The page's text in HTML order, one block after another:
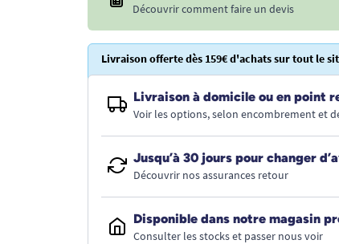
Découvrir comment faire un devis
Livraison offerte dès 159€ d'achats sur tout le
Livraison à domicile ou en point
Voir les options, selon encombrement et
Jusqu’à 30 jours pour changer
Découvrir nos assurances retour
Disponible dans notre magasin
Consulter les stocks et passer nous voir